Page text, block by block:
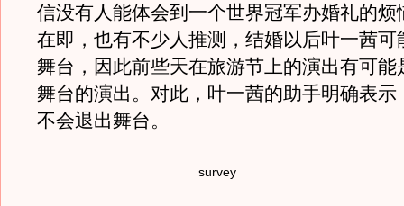
信没有人能体会到一个世界冠军办婚礼的烦
在即，也有不少人推测，结婚以后叶一茜可
舞台，因此前些天在旅游节上的演出有可能
舞台的演出。对此，叶一茜的助手明确表示
不会退出舞台。
survey